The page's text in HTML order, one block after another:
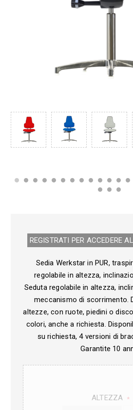
REGISTRATI PER ACCEDERE
Sedia Werkstar in PUR,
regolabile in altezza,
Seduta regolabile in altezza,
meccanismo di scorrimento.
altezze, con ruote, piedini o
colori, anche a richiesta.
su richiesta, 4 versioni di
Garantite 10
ALTEZZA *